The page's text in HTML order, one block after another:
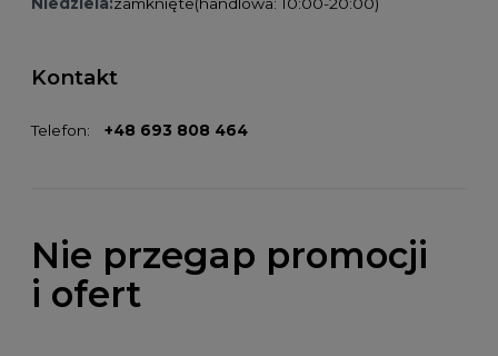
Kontakt
Telefon: +48 693 808 464
Nie przegap promocji
i ofert